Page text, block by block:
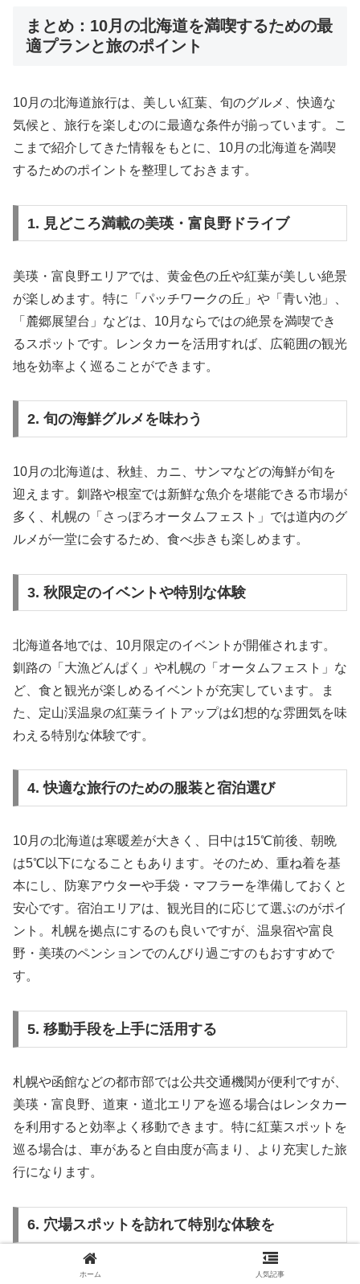
まとめ：10月の北海道を満喫するための最
適プランと旅のポイント
10月の北海道旅行は、美しい紅葉、旬のグルメ、快適な
気候と、旅行を楽しむのに最適な条件が揃っています。こ
こまで紹介してきた情報をもとに、10月の北海道を満喫
するためのポイントを整理しておきます。
1. 見どころ満載の美瑛・富良野ドライブ
美瑛・富良野エリアでは、黄金色の丘や紅葉が美しい絶景
が楽しめます。特に「パッチワークの丘」や「青い池」、
「麓郷展望台」などは、10月ならではの絶景を満喫でき
るスポットです。レンタカーを活用すれば、広範囲の観光
地を効率よく巡ることができます。
2. 旬の海鮮グルメを味わう
10月の北海道は、秋鮭、カニ、サンマなどの海鮮が旬を
迎えます。釧路や根室では新鮮な魚介を堪能できる市場が
多く、札幌の「さっぽろオータムフェスト」では道内のグ
ルメが一堂に会するため、食べ歩きも楽しめます。
3. 秋限定のイベントや特別な体験
北海道各地では、10月限定のイベントが開催されます。
釧路の「大漁どんぱく」や札幌の「オータムフェスト」な
ど、食と観光が楽しめるイベントが充実しています。ま
た、定山渓温泉の紅葉ライトアップは幻想的な雰囲気を味
わえる特別な体験です。
4. 快適な旅行のための服装と宿泊選び
10月の北海道は寒暖差が大きく、日中は15℃前後、朝晩
は5℃以下になることもあります。そのため、重ね着を基
本にし、防寒アウターや手袋・マフラーを準備しておくと
安心です。宿泊エリアは、観光目的に応じて選ぶのがポイ
ント。札幌を拠点にするのも良いですが、温泉宿や富良
野・美瑛のペンションでのんびり過ごすのもおすすめで
す。
5. 移動手段を上手に活用する
札幌や函館などの都市部では公共交通機関が便利ですが、
美瑛・富良野、道東・道北エリアを巡る場合はレンタカー
を利用すると効率よく移動できます。特に紅葉スポットを
巡る場合は、車があると自由度が高まり、より充実した旅
行になります。
6. 穴場スポットを訪れて特別な体験を
観光客が少ない「神の子池」や「鳥沼公園」などの穴場ス
ホーム 人気記事